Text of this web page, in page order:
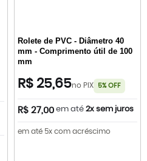
Rolete de PVC - Diâmetro 40
mm - Comprimento útil de 100
mm
R$ 25,65no PIX 5% OFF
R$ 27,00 em até 2x sem juros
em até 5x com acréscimo